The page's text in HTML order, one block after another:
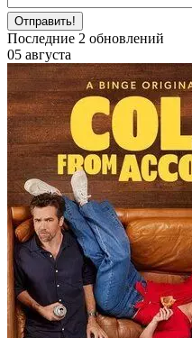
Отправить!
Последние 2 обновлений
05 августа